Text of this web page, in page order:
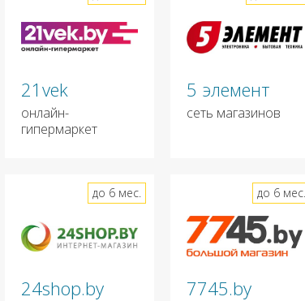
21vek
онлайн-
гипермаркет
5 элемент
сеть магазинов
24shop.by
до 6 мес.
7745.by
до 6 мес.